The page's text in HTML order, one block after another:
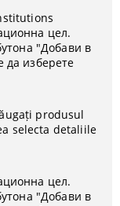
цел.
"Добави в
изберете
produsul
selecta detaliile
цел.
"Добави в